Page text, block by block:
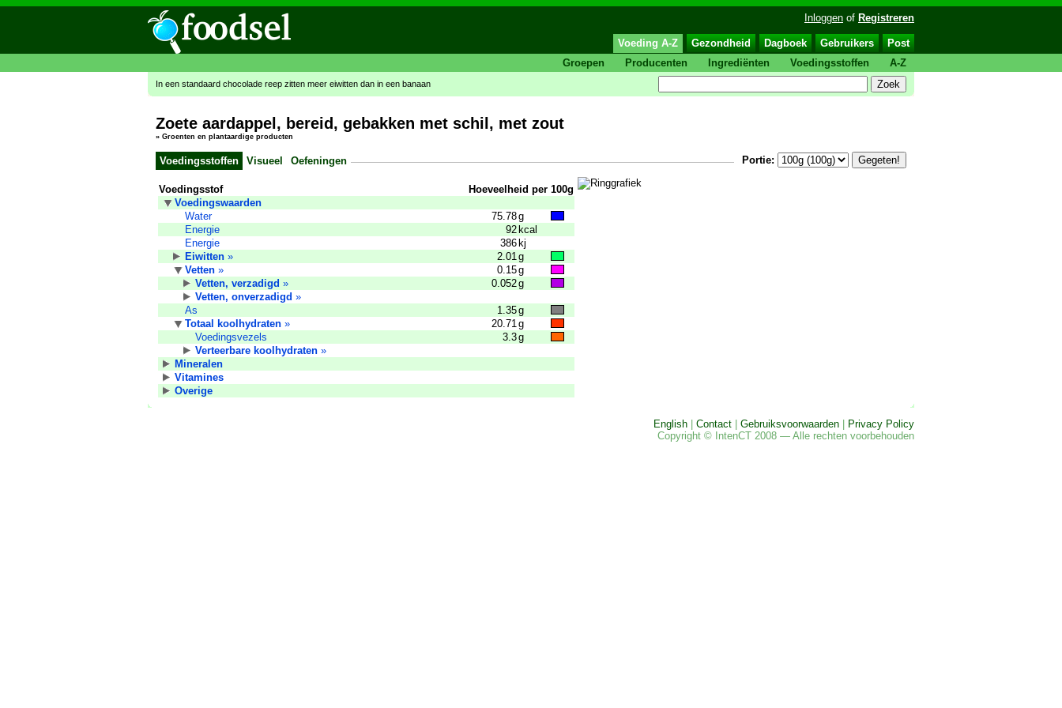
Inloggen of Registreren
Voeding A-Z Gezondheid Dagboek Gebruikers
Post
Groepen
Producenten Ingrediënten Voedingsstoffen A-Z
In een standaard chocolade reep zitten meer eiwitten dan in een banaan
Zoete aardappel, bereid, gebakken met schil, met zout
» Groenten en plantaardige producten
Voedingsstoffen Visueel Oefeningen Portie:
Voedingsstof
Hoeveelheid per 100g
Voedingswaarden
Water
75.78g
Energie
92 kcal
Energie
386 kj
Eiwitten » 2.01 g
Vetten » 0.15g
Vetten, verzadigd » 0.052g
Vetten, onverzadigd »
As
1.35g
Totaal koolhydraten » 20.71 g
Voedingsvezels
3.3g
Verteerbare koolhydraten »
Mineralen
Vitamines
Overige
English Contact Gebruiksvoorwaarden
Privacy Policy
Copyright © IntenCT 2008 — Alle rechten voorbehouden